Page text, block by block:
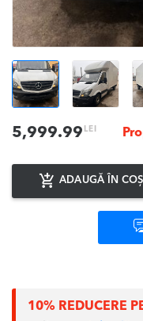
5,999.99 LEI
ADAUGĂ ÎN COȘ
10% REDUCERE